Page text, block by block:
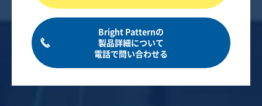
Bright Patternの
製品詳細について
電話で問い合わせる